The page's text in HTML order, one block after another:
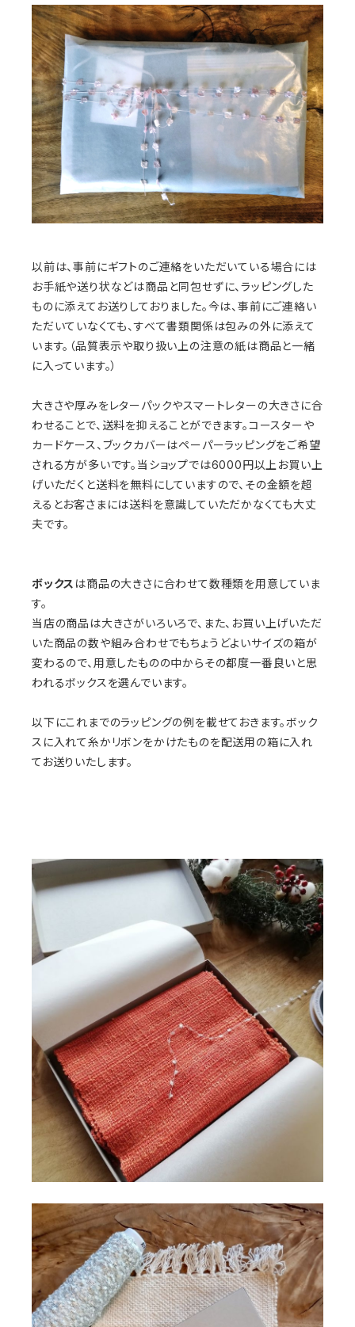
以前は、事前にギフトのご連絡をいただいている場合には
お手紙や送り状などは商品と同包せずに、ラッピングした
ものに添えてお送りしておりました。今は、事前にご連絡い
ただいていなくても、すべて書類関係は包みの外に添えて
います。（品質表示や取り扱い上の注意の紙は商品と一緒
に入っています。）
大きさや厚みをレターパックやスマートレターの大きさに合
わせることで、送料を抑えることができます。コースターや
カードケース、ブックカバーはペーパーラッピングをご希望
される方が多いです。当ショップでは6000円以上お買い上
げいただくと送料を無料にしていますので、その金額を超
えるとお客さまには送料を意識していただかなくても大丈
夫です。
ボックス は商品の大きさに合わせて数種類を用意していま
す。
当店の商品は大きさがいろいろで、また、お買い上げいただ
いた商品の数や組み合わせでもちょうどよいサイズの箱が
変わるので、用意したものの中からその都度一番良いと思
われるボックスを選んでいます。
以下にこれまでのラッピングの例を載せておきます。ボック
スに入れて糸かリボンをかけたものを配送用の箱に入れ
てお送りいたします。